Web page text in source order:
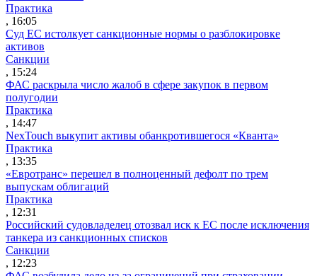
Практика
, 16:05
Суд ЕС истолкует санкционные нормы о разблокировке
активов
Санкции
, 15:24
ФАС раскрыла число жалоб в сфере закупок в первом
полугодии
Практика
, 14:47
NexTouch выкупит активы обанкротившегося «Кванта»
Практика
, 13:35
«Евротранс» перешел в полноценный дефолт по трем
выпускам облигаций
Практика
, 12:31
Российский судовладелец отозвал иск к ЕС после исключения
танкера из санкционных списков
Санкции
, 12:23